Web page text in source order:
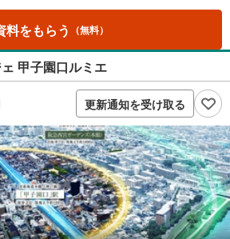
料をもらう （無料）
甲子園口ルミエ
更新通知を受け取る